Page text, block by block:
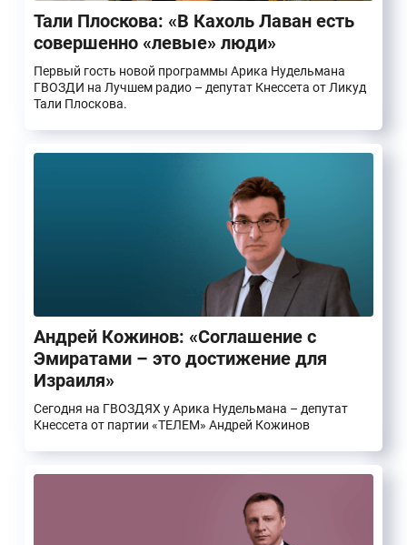
Тали Плоскова: «В Кахоль Лаван есть
совершенно «левые» люди»
Первый гость новой программы Арика Нудельмана
ГВОЗДИ на Лучшем радио – депутат Кнессета от Ликуд
Тали Плоскова.
Андрей Кожинов: «Соглашение с
Эмиратами – это достижение для
Израиля»
Сегодня на ГВОЗДЯХ у Арика Нудельмана – депутат
Кнессета от партии «ТЕЛЕМ» Андрей Кожинов